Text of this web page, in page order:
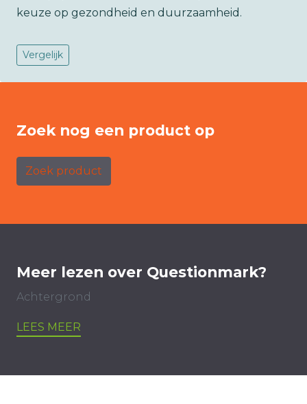
keuze op gezondheid en duurzaamheid.
Vergelijk
Zoek nog een product op
Zoek product
Meer lezen over Questionmark?
Achtergrond
LEES MEER